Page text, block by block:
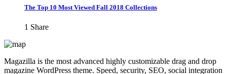
The Top 10 Most Viewed Fall 2018 Collections
1 Share
Magazilla is the most advanced highly customizable drag and drop
magazine WordPress theme. Speed, security, SEO, social integration